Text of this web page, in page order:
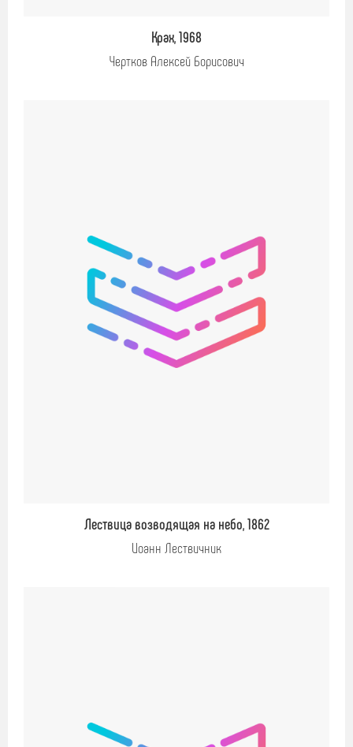
Крах, 1968
Чертков Алексей Борисович
Лествица возводящая на небо, 1862
Иоанн Лествичник